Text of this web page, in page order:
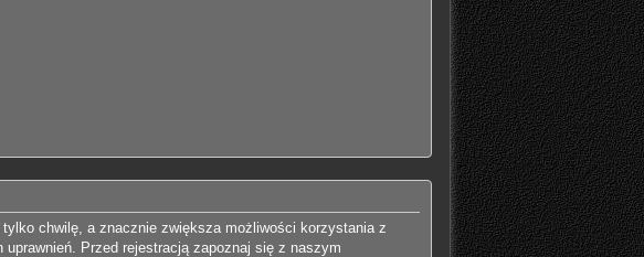
chwilę, a znacznie zwiększa możliwości korzystania z
Przed rejestracją zapoznaj się z naszym